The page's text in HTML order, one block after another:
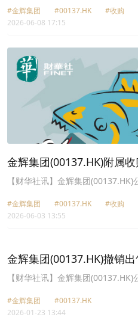
易时段结束后)分别与卖方订立第一
据该等造船合同条款，卖方同意按
艘船舶，船舶均为散装货船。第一
6800万美元(约5.3亿港元)。两艘
及2030年6月30日或以前交付。
#金辉集团 #00137.HK
#收购
2026-06-08 17:15
金辉集团(00137.HK)附属
【财华社讯】金辉集团
交易时段结束后)分别与卖方订立第
根据该等造船合同条款，卖方同意
港元)。该等船舶均将于2030年12
二买方。收购事项后，该等船舶将
品，以收取船租租金及为集团带来
载能力约为170万公吨。自置船舶
及2艘已出售及重新分类为持作出售
#金辉集团 #00137.HK
#收购
2026-06-03 13:55
金辉集团(00137.HK)撤销
【财华社讯】金辉集团
Shipping通知，由于该协议其中一
该协议已于2026年1月23日被撤销
#金辉集团
#00137.HK
2026-01-23 13:44